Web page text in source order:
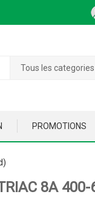
Tous les categories
PROMOTIONS
8A